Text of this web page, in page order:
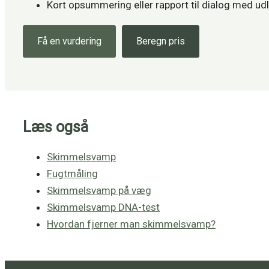
Kort opsummering eller rapport til dialog med
Få en vurdering Beregn pris
Læs også
Skimmelsvamp
Fugtmåling
Skimmelsvamp på væg
Skimmelsvamp DNA-test
Hvordan fjerner man skimmelsvamp?